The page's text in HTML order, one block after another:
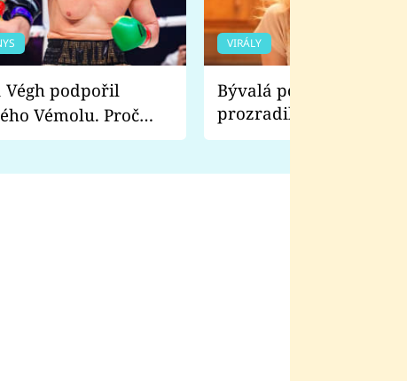
Vémolu. Proč
zápasit s ním než
VIRÁLY
Bývalá pornoherečka
prozradila, co ji
natáčení Euforie.